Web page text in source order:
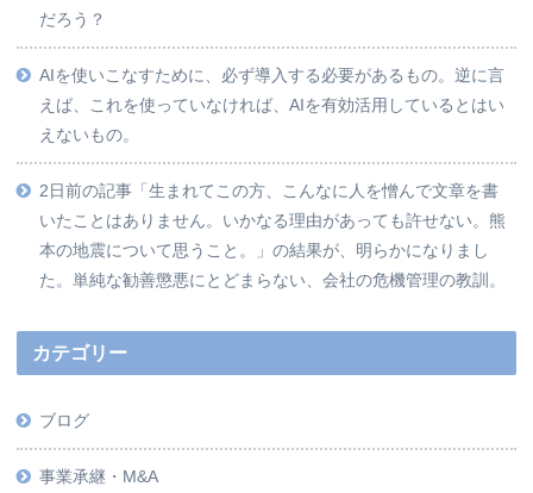
だろう？
AIを使いこなすために、必ず導入する必要があるもの。逆に言
えば、これを使っていなければ、AIを有効活用しているとはい
えないもの。
2日前の記事「生まれてこの方、こんなに人を憎んで文章を書
いたことはありません。いかなる理由があっても許せない。熊
本の地震について思うこと。」の結果が、明らかになりまし
た。単純な勧善懲悪にとどまらない、会社の危機管理の教訓。
カテゴリー
ブログ
事業承継・M&A